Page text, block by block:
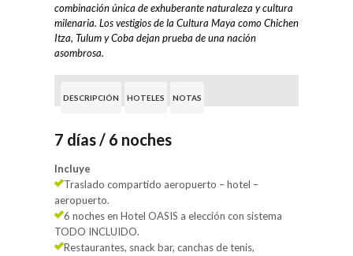
combinación única de exhuberante naturaleza y cultura
milenaria. Los vestigios de la Cultura Maya como Chichen
Itza, Tulum y Coba dejan prueba de una nación
asombrosa.
DESCRIPCIÓN HOTELES NOTAS
7 días / 6 noches
Incluye
Traslado compartido aeropuerto – hotel –
aeropuerto.
6 noches en Hotel OASIS a elección con sistema
TODO INCLUIDO.
Restaurantes, snack bar, canchas de tenis,